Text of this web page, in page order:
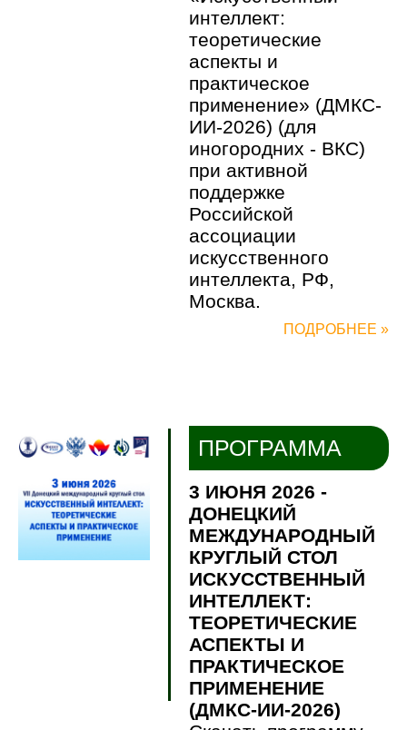
интеллект:
теоретические
аспекты и
практическое
применение» (ДМКС-
ИИ-2026) (для
иногородних - ВКС)
при активной
поддержке
Российской
ассоциации
искусственного
интеллекта, РФ,
Москва.
ПОДРОБНЕЕ »
ПРОГРАММА
3 ИЮНЯ 2026 -
ДОНЕЦКИЙ
МЕЖДУНАРОДНЫЙ
КРУГЛЫЙ СТОЛ
ИСКУССТВЕННЫЙ
ИНТЕЛЛЕКТ:
ТЕОРЕТИЧЕСКИЕ
АСПЕКТЫ И
ПРАКТИЧЕСКОЕ
ПРИМЕНЕНИЕ
(ДМКС-ИИ-2026)